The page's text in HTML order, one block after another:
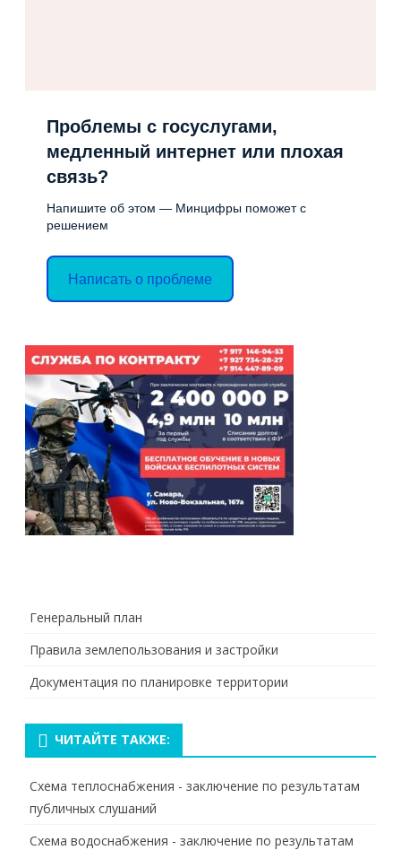
Проблемы с госуслугами,
медленный интернет или плохая
связь?
Напишите об этом — Минцифры поможет с
решением
Написать о проблеме
Генеральный план
Правила землепользования и застройки
Документация по планировке территории
ЧИТАЙТЕ ТАКЖЕ:
Схема теплоснабжения - заключение по результатам
публичных слушаний
Схема водоснабжения - заключение по результатам